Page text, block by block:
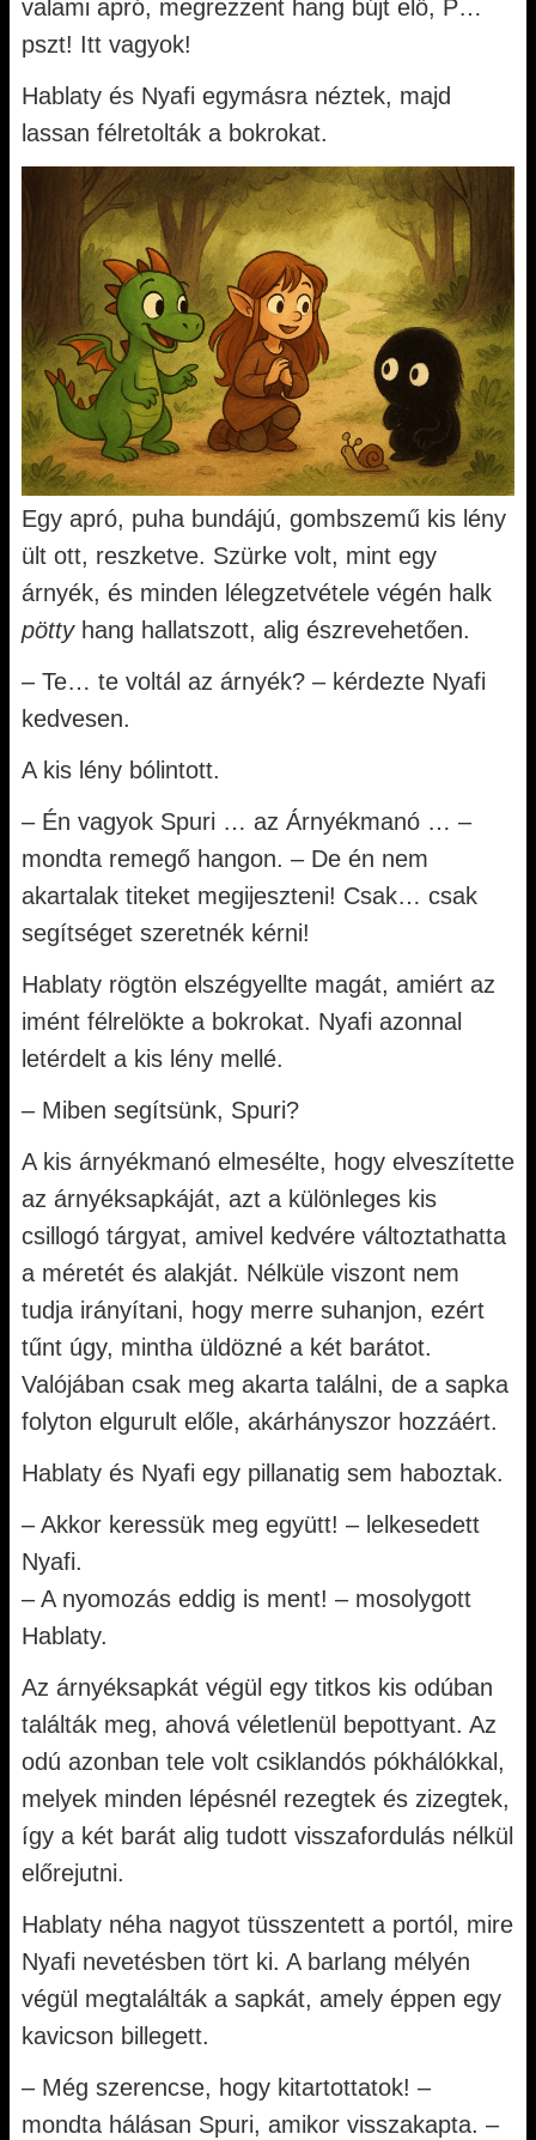
valami apró, megrezzent hang bújt elő, P…
pszt! Itt vagyok!
Hablaty és Nyafi egymásra néztek, majd
lassan félretolták a bokrokat.
Egy apró, puha bundájú, gombszemű kis lény
ült ott, reszketve. Szürke volt, mint egy
árnyék, és minden lélegzetvétele végén halk
pöttyhang hallatszott, alig észrevehetően.
– Te… te voltál az árnyék? – kérdezte Nyafi
kedvesen.
A kis lény bólintott.
– Én vagyok Spuri … az Árnyékmanó … –
mondta remegő hangon. – De én nem
akartalak titeket megijeszteni! Csak… csak
segítséget szeretnék kérni!
Hablaty rögtön elszégyellte magát, amiért az
imént félrelökte a bokrokat. Nyafi azonnal
letérdelt a kis lény mellé.
– Miben segítsünk, Spuri?
A kis árnyékmanó elmesélte, hogy elveszítette
az árnyéksapkáját, azt a különleges kis
csillogó tárgyat, amivel kedvére változtathatta
a méretét és alakját. Nélküle viszont nem
tudja irányítani, hogy merre suhanjon, ezért
tűnt úgy, mintha üldözné a két barátot.
Valójában csak meg akarta találni, de a sapka
folyton elgurult előle, akárhányszor hozzáért.
Hablaty és Nyafi egy pillanatig sem haboztak.
– Akkor keressük meg együtt! – lelkesedett
Nyafi.
– A nyomozás eddig is ment! – mosolygott
Hablaty.
Az árnyéksapkát végül egy titkos kis odúban
találták meg, ahová véletlenül bepottyant. Az
odú azonban tele volt csiklandós pókhálókkal,
melyek minden lépésnél rezegtek és zizegtek,
így a két barát alig tudott visszafordulás nélkül
előrejutni.
Hablaty néha nagyot tüsszentett a portól, mire
Nyafi nevetésben tört ki. A barlang mélyén
végül megtalálták a sapkát, amely éppen egy
kavicson billegett.
– Még szerencse, hogy kitartottatok! –
mondta hálásan Spuri, amikor visszakapta. –